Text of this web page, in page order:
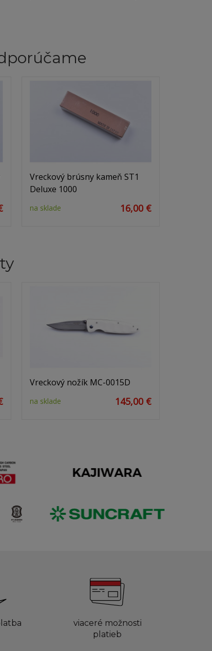
Vreckový brúsny kameň ST1
Deluxe 1000
na sklade 16,00 €
Vreckový nožík MC-0015D
na sklade 145,00 €
viaceré možnosti
platieb